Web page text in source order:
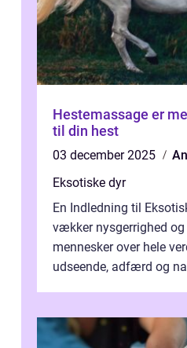
Hestemassage er
til din hest
03 december 2025
Eksotiske dyr
En Indledning til
vækker nysgerrighed
mennesker over hele
udseende, adfærd og